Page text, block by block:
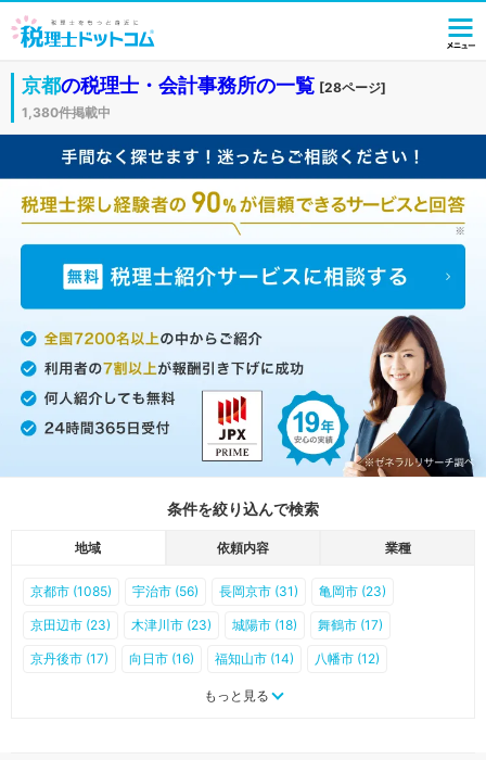
京都の税理士・会計事務所の一覧 [28ページ]
1,380件掲載中
条件を絞り込んで検索
地域 依頼内容 業種
京都市 (1085) 宇治市 (56) 長岡京市 (31) 亀岡市 (23)
京田辺市 (23) 木津川市 (23) 城陽市 (18) 舞鶴市 (17)
京丹後市 (17) 向日市 (16) 福知山市 (14) 八幡市 (12)
久御山町 (6)
もっと見る